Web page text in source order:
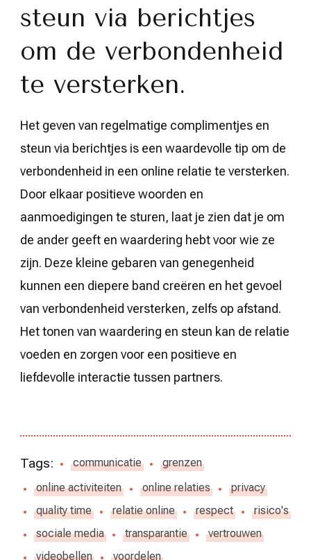
steun via berichtjes
om de verbondenheid
te versterken.
Het geven van regelmatige complimentjes en
steun via berichtjes is een waardevolle tip om de
verbondenheid in een online relatie te versterken.
Door elkaar positieve woorden en
aanmoedigingen te sturen, laat je zien dat je om
de ander geeft en waardering hebt voor wie ze
zijn. Deze kleine gebaren van genegenheid
kunnen een diepere band creëren en het gevoel
van verbondenheid versterken, zelfs op afstand.
Het tonen van waardering en steun kan de relatie
voeden en zorgen voor een positieve en
liefdevolle interactie tussen partners.
Tags: communicatie
grenzen
online activiteiten
online relaties
privacy
quality time
relatie online respect
risico's
sociale media
transparantie
vertrouwen
videobellen
voordelen